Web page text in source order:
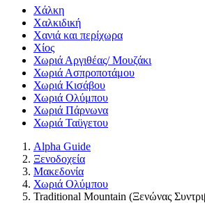
Χάλκη
Χαλκιδική
Χανιά και περίχωρα
Χίος
Χωριά Αργιθέας/ Μουζάκι
Χωριά Ασπροποτάμου
Χωριά Κισάβου
Χωριά Ολύμπου
Χωριά Πάρνωνα
Χωριά Ταϋγετου
Alpha Guide
Ξενοδοχεία
Μακεδονία
Χωριά Ολύμπου
Traditional Mountain (Ξενώνας